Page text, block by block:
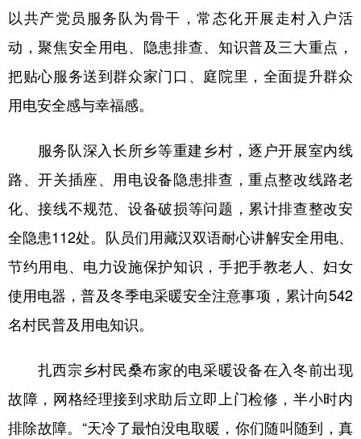
以共产党员服务队为骨干，常态化开展走村入户活
动，聚焦安全用电、隐患排查、知识普及三大重点，
把贴心服务送到群众家门口、庭院里，全面提升群众
用电安全感与幸福感。
服务队深入长所乡等重建乡村，逐户开展室内线
路、开关插座、用电设备隐患排查，重点整改线路老
化、接线不规范、设备破损等问题，累计排查整改安
全隐患112处。队员们用藏汉双语耐心讲解安全用电、
节约用电、电力设施保护知识，手把手教老人、妇女
使用电器，普及冬季电采暖安全注意事项，累计向542
名村民普及用电知识。
扎西宗乡村民桑布家的电采暖设备在入冬前出现
故障，网格经理接到求助后立即上门检修，半小时内
排除故障。“天冷了最怕没电取暖，你们随叫随到，真